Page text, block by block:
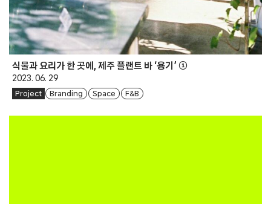
식물과 요리가 한 곳에, 제주 플랜트 바 ‘용기’ ①
2023. 06. 29
Project Branding Space F&B